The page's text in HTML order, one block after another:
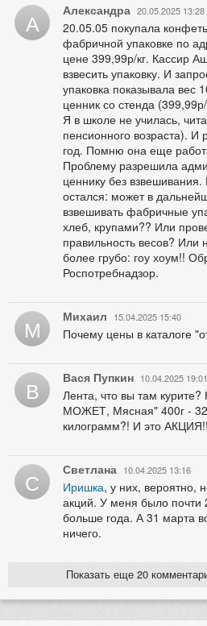
А Александра 20.05.2025 13:28
20.05.05 покупала
фабричной упаковке по
цене 399,99р/кг. Кассир
взвесить упаковку. И
упаковка показывала вес
ценник со стенда
Я в школе не училась,
пенсионного возраста). И
год. Помню она еще
Проблему разрешила
ценнику без
остался: может в
взвешивать фабричные
хлеб, крупами?? Или
правильность весов? Или
более грубо: гоу хоум!!
Роспотребнадзор.
М Михаил 15.04.2025 15:40
Почему цены в каталоге
В Вася Пупкин 10.04.2025 19:01
Лента, что вы там
МОЖЕТ, Мясная" 400г -
килограмм?! И это
С Светлана 10.04.2025 13:16
Иришка, у них, вероятно,
акций. У меня было почти
больше года. А 31 марта
ничего.
Показать еще 20